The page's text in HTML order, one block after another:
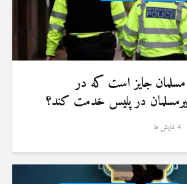
جایز است که در
در پلیس خدمت کند؟
4 نمایش ها